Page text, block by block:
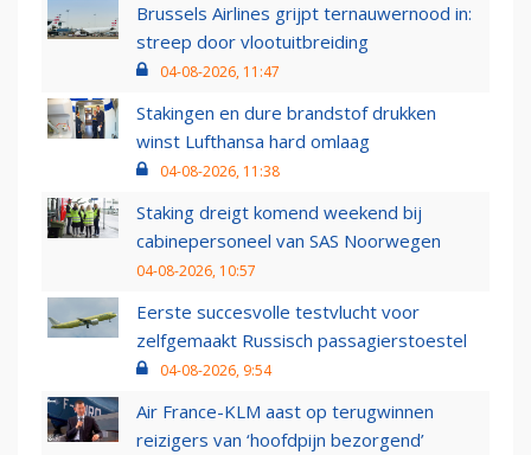
Brussels Airlines grijpt ternauwernood in:
streep door vlootuitbreiding
04-08-2026, 11:47
Stakingen en dure brandstof drukken
winst Lufthansa hard omlaag
04-08-2026, 11:38
Staking dreigt komend weekend bij
cabinepersoneel van SAS Noorwegen
04-08-2026, 10:57
Eerste succesvolle testvlucht voor
zelfgemaakt Russisch passagierstoestel
04-08-2026, 9:54
Air France-KLM aast op terugwinnen
reizigers van ‘hoofdpijn bezorgend’